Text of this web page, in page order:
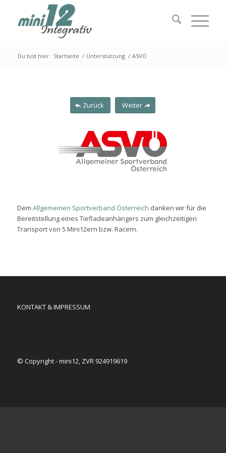
Du bist hier: Startseite / Unterstützung / ASVÖ
Zurück Weiter
Dem Allgemeinen Sportverband Österreich danken wir für die
Bereitstellung eines Tiefladeanhängers zum gleichzeitigen
Transport von 5 Mini12ern bzw. Racern.
KONTAKT & IMPRESSUM
© Copyright - mini12, ZVR 924919619